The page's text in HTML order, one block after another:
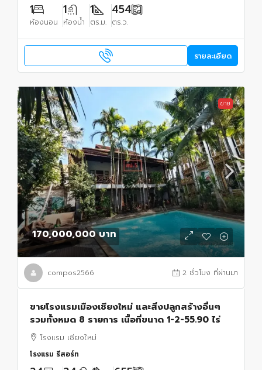
1
ห้องนอน
1
ห้องน้ำ
1
ตร.ม.
454
ตร.ว.
รายละเอียด
ขาย
170,000,000 บาท
compos2566 2 ชั่วโมง ที่ผ่านมา
ขายโรงแรมเมืองเชียงใหม่ และสิ่งปลูกสร้างอื่นๆ
รวมทั้งหมด 8 รายการ เนื้อที่ขนาด 1-2-55.90 ไร่
โรงแรม เชียงใหม่
โรงแรม รีสอร์ท